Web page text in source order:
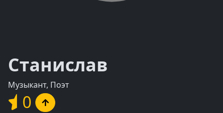
Станислав
Музыкант, Поэт
0